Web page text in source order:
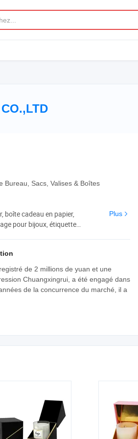
Bureau, Sacs, Valises & Boîtes
boîte cadeau en papier,
pour bijoux, étiquette
Plus
de 2 millions de yuan et une
Chuangxingrui, a été engagé dans
de la concurrence du marché, il a